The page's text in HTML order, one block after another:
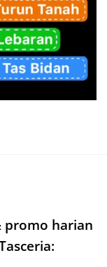
promo harian